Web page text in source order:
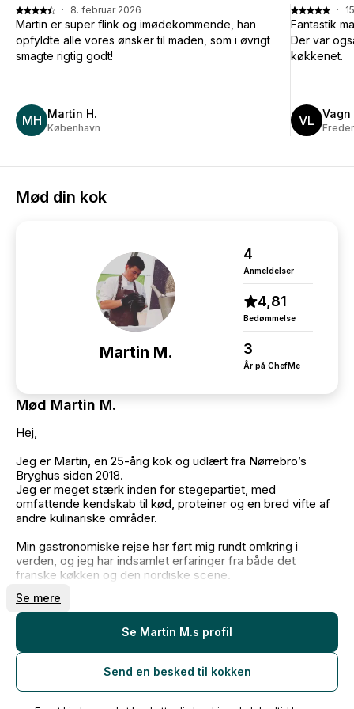
MH Martin H.
København
· 8. februar 2026
Martin er super flink og imødekommende, han
opfyldte alle vores ønsker til maden, som i øvrigt
smagte rigtig godt!
VL Vagn
·
Fantastik
Der var
køkkenet.
Mød din kok
Martin M.
4
Anmeldelser
4,81
Bedømmelse
3
År på ChefMe
Mød Martin M.
Hej,
Jeg er Martin, en 25-årig kok og udlært fra Nørrebro’s
Bryghus siden 2018.
Jeg er meget stærk inden for stegepartiet, med
omfattende kendskab til kød, proteiner og en bred vifte af
andre kulinariske områder.
Min gastronomiske rejse har ført mig rundt omkring i
verden, og jeg har indsamlet erfaringer fra både det
franske køkken og den nordiske scene.
Jeg brænder for mit fag og føler mig stærk og kompetent.
Den mad, jeg skaber, skal der ikke være en finger at sætte
på! Jeg går op i, at mine produkter leveres til UG til gæsten,
og bliver en oplevelse.
Martin
Se mere
Se Martin M.s profil
Send en besked til kokken